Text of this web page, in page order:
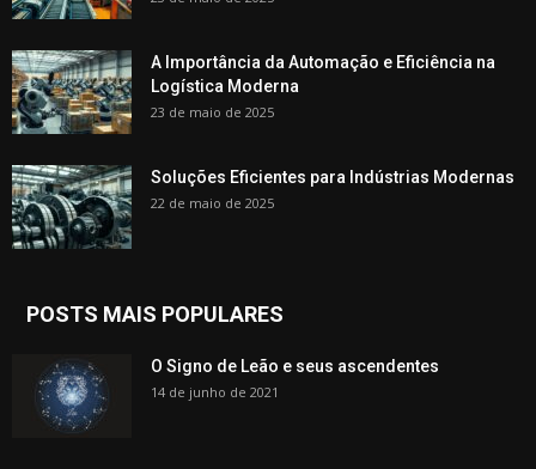
A Importância da Automação e Eficiência na
Logística Moderna
23 de maio de 2025
Soluções Eficientes para Indústrias Modernas
22 de maio de 2025
POSTS MAIS POPULARES
O Signo de Leão e seus ascendentes
14 de junho de 2021